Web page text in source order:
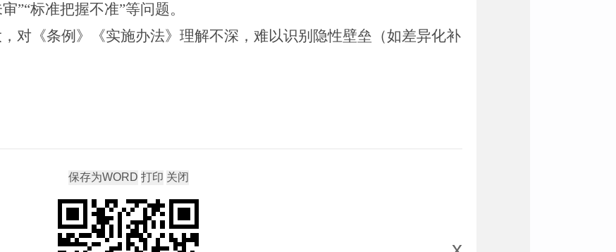
”“标准把握不准”等问题。
对《条例》《实施办法》理解不深，难以识别隐性壁垒（如差异化补